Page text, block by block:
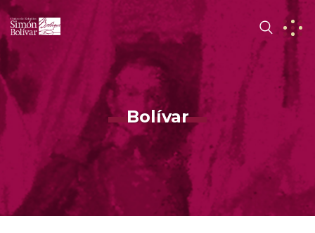
Bolívar